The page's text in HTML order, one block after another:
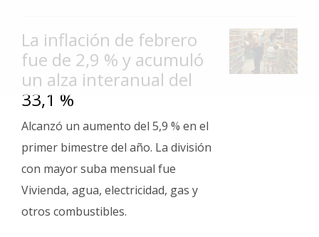
de
Familia
Clasificados
Fúnebres
La inflación de febrero
fue de 2,9 % y acumuló
un alza interanual del
33,1 %
Alcanzó un aumento del 5,9 % en el
primer bimestre del año. La división
con mayor suba mensual fue
Vivienda, agua, electricidad, gas y
otros combustibles.